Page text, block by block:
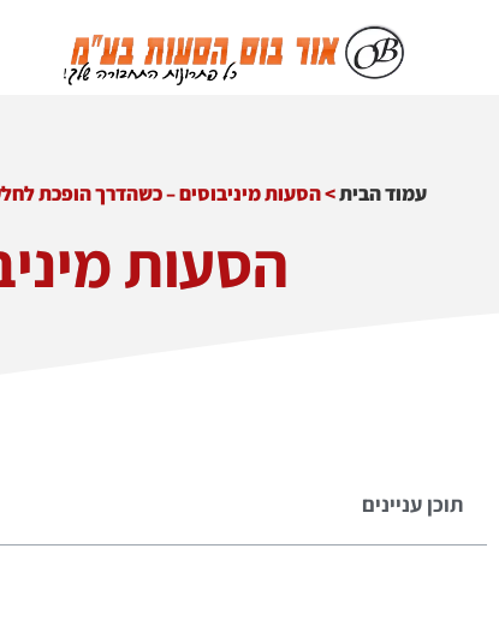
עמוד הבית>הסעות מיניבוסים – כשהדרך הופכת
הסעות
תוכן עניינים